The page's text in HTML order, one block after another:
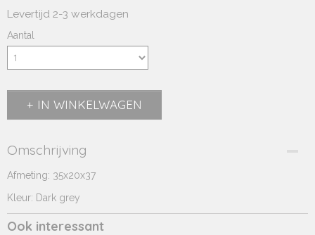
Levertijd 2-3 werkdagen
Aantal
IN WINKELWAGEN
Omschrijving
Afmeting: 35x20x37
Kleur: Dark grey
Ook interessant